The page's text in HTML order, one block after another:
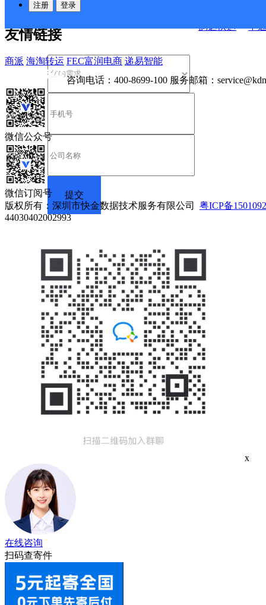
注册 登录
韵达快运
中
户隐私政策
友情链接
商派 海淘转运 FEC富润电商 递易智能
咨询电话： 400-8699-100 服务邮箱：
微信公众号
微信订阅号
版权所有：深圳市快金数据技术服务有限公司 粤ICP备
44030402002993
x
在线咨询
扫码查寄件